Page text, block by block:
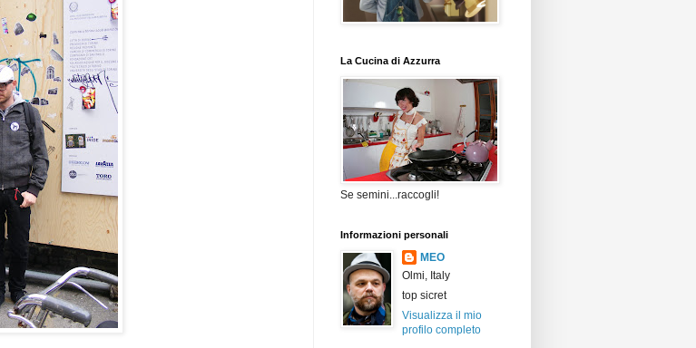
La Cucina di Azzurra
Se semini...raccogli!
Informazioni personali
MEO
Olmi, Italy
top sicret
Visualizza il mio
profilo completo